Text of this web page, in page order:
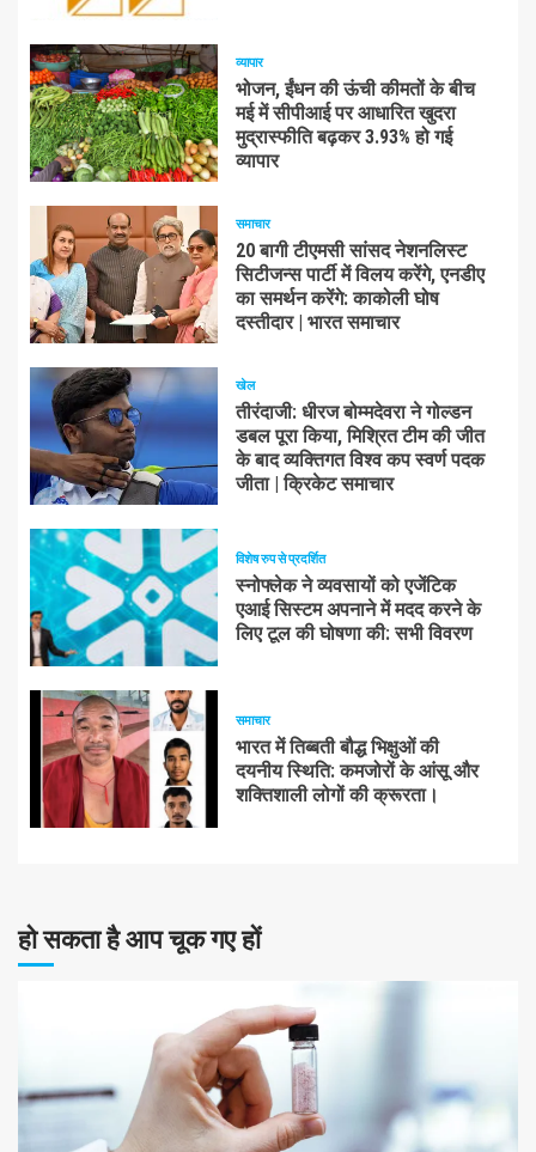
व्यापार
भोजन, ईंधन की ऊंची कीमतों के बीच
मई में सीपीआई पर आधारित खुदरा
मुद्रास्फीति बढ़कर 3.93% हो गई
व्यापार
समाचार
20 बागी टीएमसी सांसद नेशनलिस्ट
सिटीजन्स पार्टी में विलय करेंगे, एनडीए
का समर्थन करेंगे: काकोली घोष
दस्तीदार | भारत समाचार
खेल
तीरंदाजी: धीरज बोम्मदेवरा ने गोल्डन
डबल पूरा किया, मिश्रित टीम की जीत
के बाद व्यक्तिगत विश्व कप स्वर्ण पदक
जीता | क्रिकेट समाचार
विशेष रुप से प्रदर्शित
स्नोफ्लेक ने व्यवसायों को एजेंटिक
एआई सिस्टम अपनाने में मदद करने के
लिए टूल की घोषणा की: सभी विवरण
समाचार
भारत में तिब्बती बौद्ध भिक्षुओं की
दयनीय स्थिति: कमजोरों के आंसू और
शक्तिशाली लोगों की क्रूरता।
हो सकता है आप चूक गए हों